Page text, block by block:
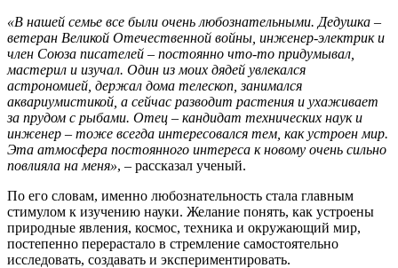
«В нашей семье все были очень любознательными. Дедушка –
ветеран Великой Отечественной войны, инженер-электрик и
член Союза писателей – постоянно что-то придумывал,
мастерил и изучал. Один из моих дядей увлекался
астрономией, держал дома телескоп, занимался
аквариумистикой, а сейчас разводит растения и ухаживает
за прудом с рыбами. Отец – кандидат технических наук и
инженер – тоже всегда интересовался тем, как устроен мир.
Эта атмосфера постоянного интереса к новому очень сильно
повлияла на меня», – рассказал ученый.
По его словам, именно любознательность стала главным
стимулом к изучению науки. Желание понять, как устроены
природные явления, космос, техника и окружающий мир,
постепенно перерастало в стремление самостоятельно
исследовать, создавать и экспериментировать.